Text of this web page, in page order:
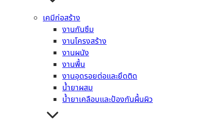
เคมีก่อสร้าง
งานกันซึม
งานโครงสร้าง
งานผนัง
งานพื้น
งานอุดรอยต่อและยึดติด
น้ำยาผสม
น้ำยาเคลือบและป้องกันผื้นผิว
เชิงชาย
เชิงชายตกแต่ง
ไม้มอบ
ระแนง
ไม้ฝา
ผนังตกแต่ง
ฉลุช่องลม ไม้กันตก
ไม้รั้ว
ไม้บัว
ไม้พื้น